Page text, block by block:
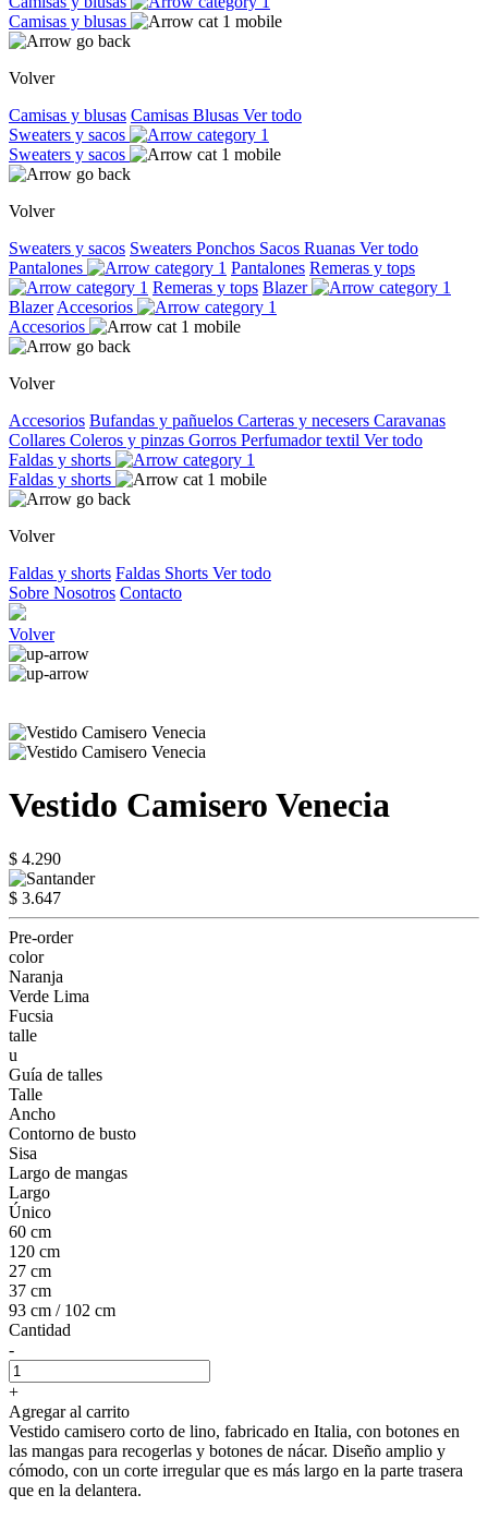
Camisas y blusas
Volver
Camisas y blusas Camisas Blusas Ver todo
Sweaters y sacos
Sweaters y sacos
Volver
Sweaters y sacos Sweaters Ponchos Sacos Ruanas Ver todo
Pantalones
Pantalones Remeras y tops
Remeras y tops Blazer
Blazer Accesorios
Accesorios
Volver
Accesorios Bufandas y pañuelos Carteras y necesers Caravanas
Collares Coleros y pinzas Gorros Perfumador textil Ver todo
Faldas y shorts
Faldas y shorts
Volver
Faldas y shorts Faldas Shorts Ver todo
Sobre Nosotros Contacto
Volver
Vestido Camisero Venecia
$ 4.290
$ 3.647
Pre-order
color
Naranja
Verde Lima
Fucsia
talle
u
Guía de talles
Talle
Ancho
Contorno de busto
Sisa
Largo de mangas
Largo
Único
60 cm
120 cm
27 cm
37 cm
93 cm / 102 cm
Cantidad
-
+
Agregar al carrito
Vestido camisero corto de lino, fabricado en Italia, con botones en
las mangas para recogerlas y botones de nácar. Diseño amplio y
cómodo, con un corte irregular que es más largo en la parte trasera
que en la delantera.